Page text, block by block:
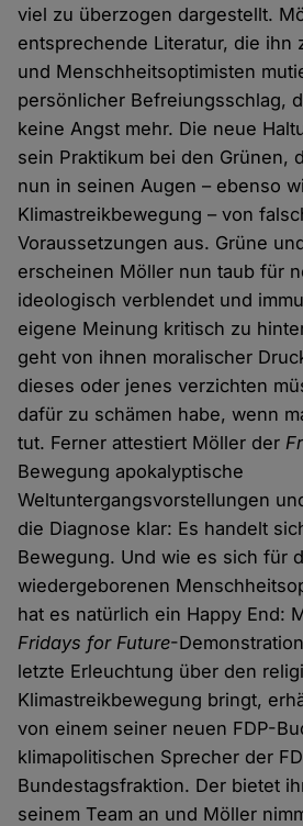
viel zu überzogen dargestellt.
entsprechende Literatur, die ihn
und Menschheitsoptimisten
persönlicher Befreiungsschlag,
keine Angst mehr. Die neue
sein Praktikum bei den Grünen,
nun in seinen Augen – ebenso
Klimastreikbewegung – von
Voraussetzungen aus. Grüne
erscheinen Möller nun taub für
ideologisch verblendet und
eigene Meinung kritisch zu
geht von ihnen moralischer
dieses oder jenes verzichten
dafür zu schämen habe, wenn
tut. Ferner attestiert Möller der
Bewegung apokalyptische
Weltuntergangsvorstellungen
die Diagnose klar: Es handelt
Bewegung. Und wie es sich für
wiedergeborenen
hat es natürlich ein Happy End:
Fridays for Future-
letzte Erleuchtung über den
Klimastreikbewegung bringt,
von einem seiner neuen FDP-
klimapolitischen Sprecher der
Bundestagsfraktion. Der bietet
seinem Team an und Möller